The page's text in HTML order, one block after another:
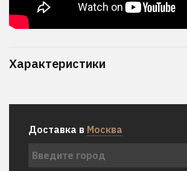
Характеристики
Доставка в Москва